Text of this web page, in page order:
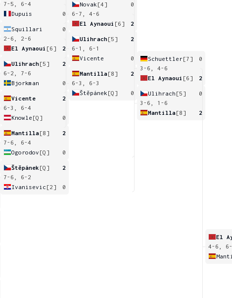
7-5, 6-4
Dupuis
0
Squillari
0
2-6, 2-6
El Aynaoui [6] 2
Ulihrach[5]
2
6-2, 7-6
Bjorkman
0
Vicente
2
6-3, 6-4
Knowle [Q] 0
Mantilla[8]
2
7-6, 6-4
Ogorodov [Q] 0
Štěpánek [Q]
2
7-6, 6-2
Ivanisevic [2] 0
Novak [4]
0
6-7, 4-6
El Aynaoui [6] 2
Ulihrach[5]
2
6-1, 6-1
Vicente
0
Mantilla[8]
2
6-3, 6-3
Štěpánek [Q] 0
Schuettler[7]
0
3-6, 4-6
El Aynaoui [6] 2
Ulihrach [5]
0
3-6, 1-6
Mantilla[8] 2
El
4-6,